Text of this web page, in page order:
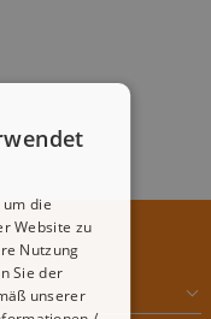
die
Website zu
Nutzung
Sie der
unserer